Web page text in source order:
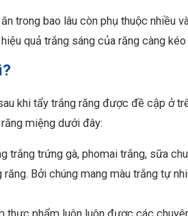
trong bao lâu còn phụ thuộc nhiều
quả trắng sáng của răng càng kéo
khi tẩy trắng răng được đề cập ở
miệng dưới đây:
trắng trứng gà, phomai trắng, sữa
Bởi chúng mang màu trắng tự